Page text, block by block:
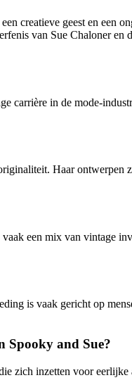
creatieve geest en een
van Sue Chaloner
carrière in de mode-
Haar ontwerpen
een mix van vintage
is vaak gericht op
Spooky and Sue?
zich inzetten voor